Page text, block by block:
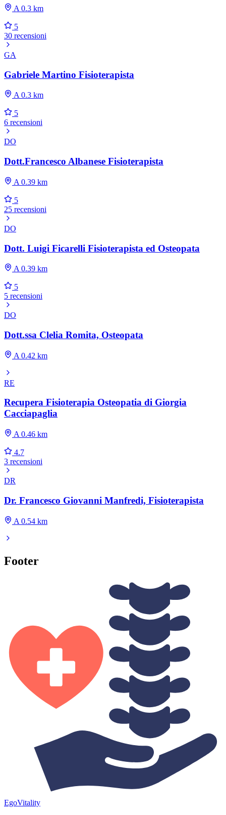
A 0.3 km
5
30 recensioni
GA
Gabriele Martino Fisioterapista
A 0.3 km
5
6 recensioni
DO
Dott.Francesco Albanese Fisioterapista
A 0.39 km
5
25 recensioni
DO
Dott. Luigi Ficarelli Fisioterapista ed Osteopata
A 0.39 km
5
5 recensioni
DO
Dott.ssa Clelia Romita, Osteopata
A 0.42 km
RE
Recupera Fisioterapia Osteopatia di Giorgia
Cacciapaglia
A 0.46 km
4.7
3 recensioni
DR
Dr. Francesco Giovanni Manfredi, Fisioterapista
A 0.54 km
Footer
EgoVitality